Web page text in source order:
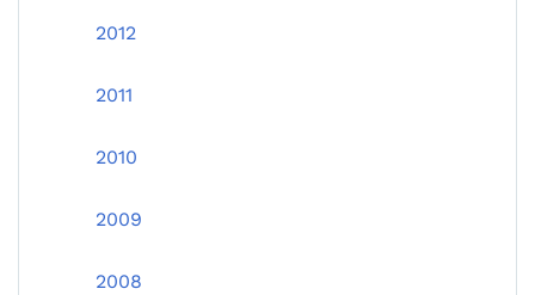
2012
2011
2010
2009
2008